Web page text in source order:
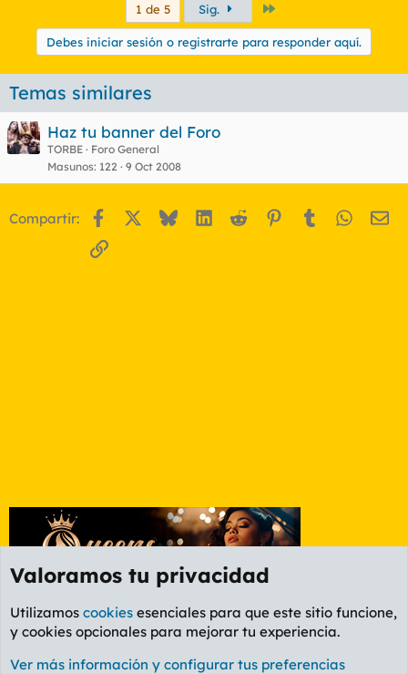
1 de 5 Sig.
Debes iniciar sesión o registrarte para responder aquí.
Temas similares
Haz tu banner del Foro
TORBE
Foro General
Masunos 122 9 Oct 2008
Compartir: Facebook BlueskyLinkedIn
Reddit Pinterest
Tumblr
Enlace
Foro Deportes
Valoramos tu privacidad
Utilizamos cookies esenciales para que este sitio funcione,
y cookies opcionales para mejorar tu experiencia.
Ver más información y configurar tus preferencias